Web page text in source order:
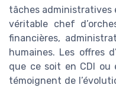
tâches administratives
véritable chef
financières,
humaines. Les offres
que ce soit en CDI ou
témoignent de